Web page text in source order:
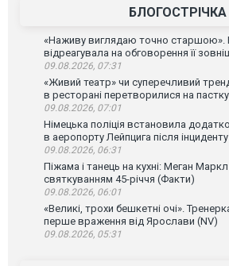
БЛОГОСТРІЧКА
«Наживу виглядаю точно старшою».
відреагувала на обговорення її
09.08.2026, 07:31
«Живий театр» чи суперечливий
в ресторані перетворилися на
09.08.2026, 07:01
Німецька поліція встановила
в аеропорту Лейпцига після
09.08.2026, 06:31
Піжама і танець на кухні: Меган
святкуванням 45-річчя (Факти)
09.08.2026, 06:01
«Великі, трохи бешкетні очі».
перше враження від Ярослави (NV)
09.08.2026, 05:31